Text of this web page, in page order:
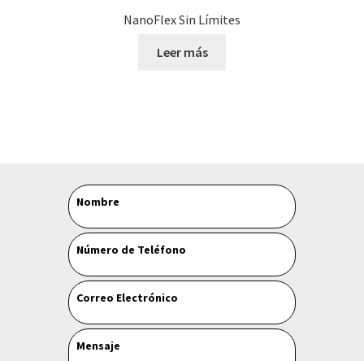
NanoFlex Sin Límites
Leer más
Leave
this
field
blank
Nombre
Número de Teléfono
Correo Electrónico
Mensaje